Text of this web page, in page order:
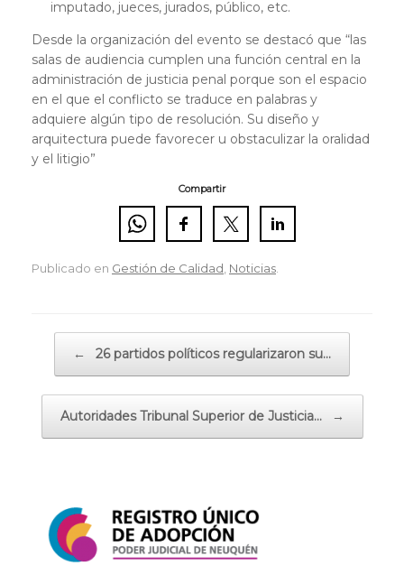
imputado, jueces, jurados, público, etc.
Desde la organización del evento se destacó que “las
salas de audiencia cumplen una función central en la
administración de justicia penal porque son el espacio
en el que el conflicto se traduce en palabras y
adquiere algún tipo de resolución. Su diseño y
arquitectura puede favorecer u obstaculizar la oralidad
y el litigio”
Compartir
Publicado en Gestión de Calidad Noticias
← 26 partidos políticos regularizaron su…
Autoridades Tribunal Superior de Justicia… →